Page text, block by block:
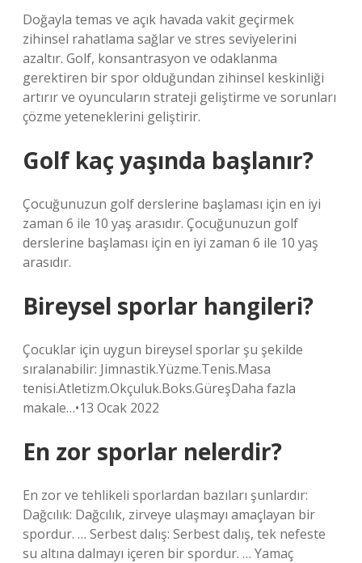
Doğayla temas ve açık havada vakit geçirmek
zihinsel rahatlama sağlar ve stres seviyelerini
azaltır. Golf, konsantrasyon ve odaklanma
gerektiren bir spor olduğundan zihinsel keskinliği
artırır ve oyuncuların strateji geliştirme ve sorunları
çözme yeteneklerini geliştirir.
Golf kaç yaşında başlanır?
Çocuğunuzun golf derslerine başlaması için en iyi
zaman 6 ile 10 yaş arasıdır. Çocuğunuzun golf
derslerine başlaması için en iyi zaman 6 ile 10 yaş
arasıdır.
Bireysel sporlar hangileri?
Çocuklar için uygun bireysel sporlar şu şekilde
sıralanabilir: Jimnastik.Yüzme.Tenis.Masa
tenisi.Atletizm.Okçuluk.Boks.GüreşDaha fazla
makale…•13 Ocak 2022
En zor sporlar nelerdir?
En zor ve tehlikeli sporlardan bazıları şunlardır:
Dağcılık: Dağcılık, zirveye ulaşmayı amaçlayan bir
spordur. … Serbest dalış: Serbest dalış, tek nefeste
su altına dalmayı içeren bir spordur. … Yamaç